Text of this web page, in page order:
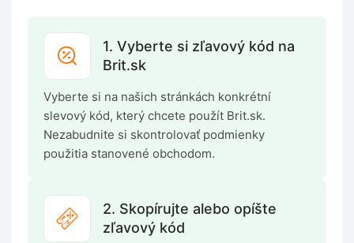
1. Vyberte si zľavový kód na
Brit.sk
Vyberte si na našich stránkách konkrétní
slevový kód, který chcete použít Brit.sk.
Nezabudnite si skontrolovať podmienky
použitia stanovené obchodom.
2. Skopírujte alebo opíšte
zľavový kód